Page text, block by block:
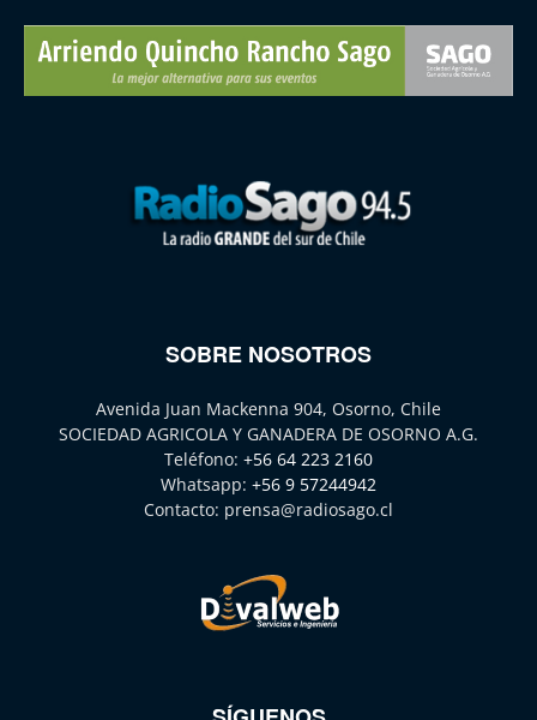
SOBRE NOSOTROS
Avenida Juan Mackenna 904, Osorno, Chile
SOCIEDAD AGRICOLA Y GANADERA DE OSORNO A.G.
Teléfono: +56 64 223 2160
Whatsapp: +56 9 57244942
Contacto: prensa@radiosago.cl